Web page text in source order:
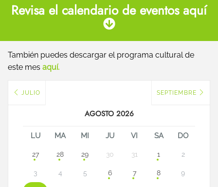
Revisa el calendario de eventos aquí
También puedes descargar el programa cultural de
este mes aquí.
JULIO
AGOSTO 2026
SEPTIEMBRE
LU MA MI JU VI SA DO
27 28 29 30 31 1 2
3 4 5 6 7 8 9